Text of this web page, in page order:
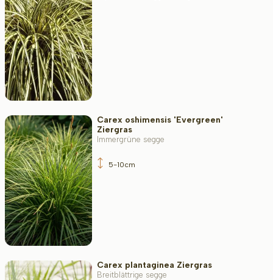
Carex oshimensis 'Evergreen'
Ziergras
Immergrüne segge
5-10cm
Carex plantaginea Ziergras
Breitblättrige segge